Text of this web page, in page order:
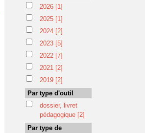
2026 [1]
2025 [1]
2024 [2]
2023 [5]
2022 [7]
2021 [2]
2019 [2]
Par type d'outil
dossier, livret
pédagogique [2]
Par type de